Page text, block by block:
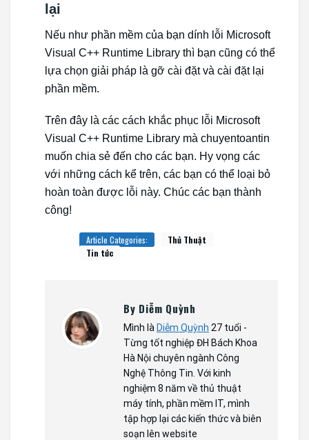
lại
Nếu như phần mềm của bạn dính lỗi Microsoft
Visual C++ Runtime Library thì bạn cũng có thể
lựa chọn giải pháp là gỡ cài đặt và cài đặt lại
phần mềm.
Trên đây là các cách khắc phục lỗi Microsoft
Visual C++ Runtime Library mà chuyentoantin
muốn chia sẻ đến cho các bạn. Hy vọng các
với những cách kể trên, các bạn có thể loại bỏ
hoàn toàn được lỗi này. Chúc các bạn thành
công!
Article Categories:
Thủ Thuật
Tin tức
By Diễm Quỳnh
Mình là Diễm Quỳnh 27 tuổi -
Từng tốt nghiệp ĐH Bách Khoa
Hà Nội chuyên ngành Công
Nghệ Thông Tin. Với kinh
nghiệm 8 năm về thủ thuật
máy tính, phần mềm IT, mình
tập hợp lại các kiến thức và biên
soạn lên website